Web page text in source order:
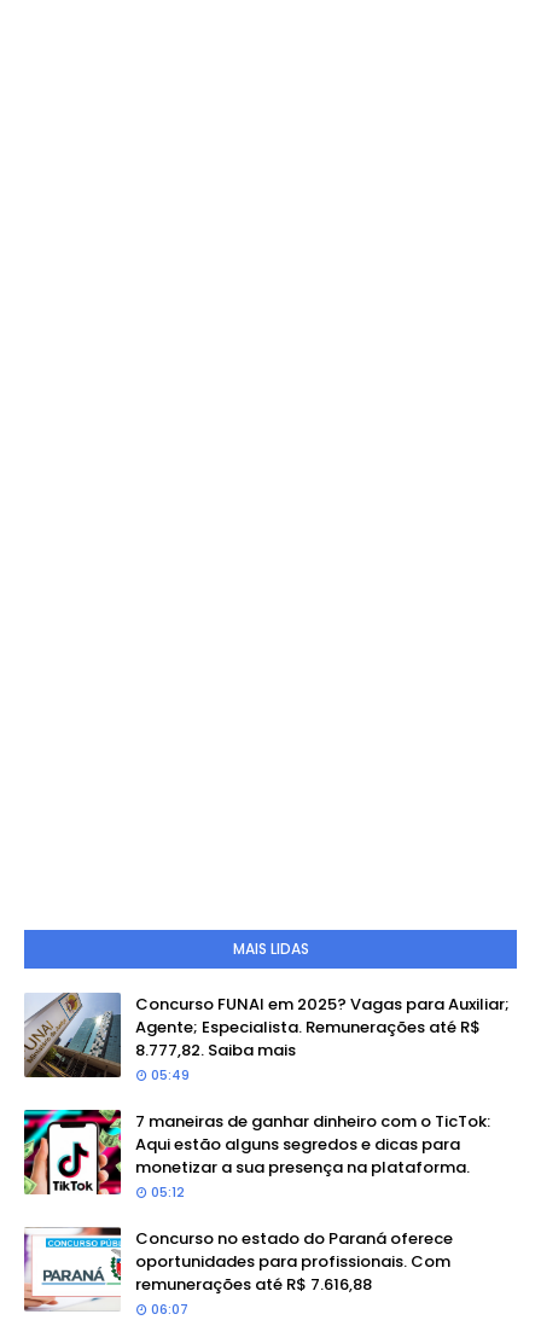
MAIS LIDAS
Concurso FUNAI em 2025? Vagas para Auxiliar;
Agente; Especialista. Remunerações até R$
8.777,82. Saiba mais
05:49
7 maneiras de ganhar dinheiro com o TicTok:
Aqui estão alguns segredos e dicas para
monetizar a sua presença na plataforma.
05:12
Concurso no estado do Paraná oferece
oportunidades para profissionais. Com
remunerações até R$ 7.616,88
06:07